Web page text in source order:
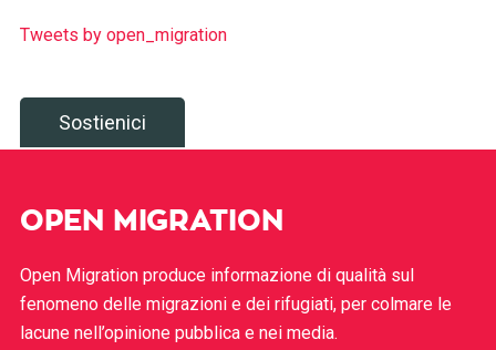
Tweets by open_migration
Sostienici
OPEN MIGRATION
Open Migration produce informazione di qualità sul
fenomeno delle migrazioni e dei rifugiati, per colmare le
lacune nell’opinione pubblica e nei media.